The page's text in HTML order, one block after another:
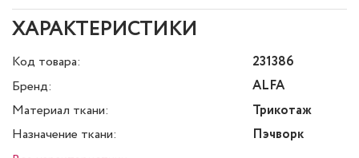
ХАРАКТЕРИСТИКИ
Код товара:
231386
Бренд:
ALFA
Материал ткани:
Трикотаж
Назначение ткани:
Пэчворк